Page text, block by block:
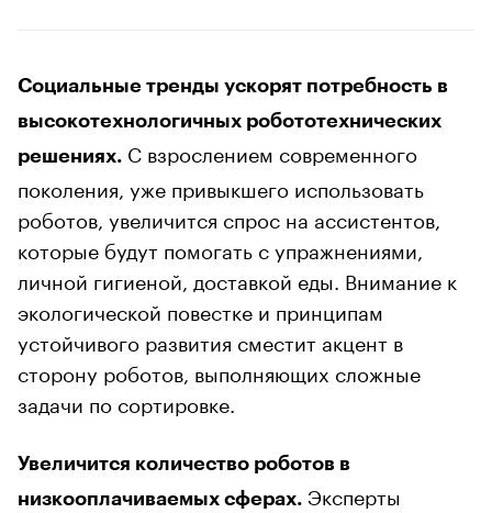
Социальные тренды ускорят потребность в
высокотехнологичных робототехнических
решениях. С взрослением современного
поколения, уже привыкшего использовать
роботов, увеличится спрос на ассистентов,
которые будут помогать с упражнениями,
личной гигиеной, доставкой еды. Внимание к
экологической повестке и принципам
устойчивого развития сместит акцент в
сторону роботов, выполняющих сложные
задачи по сортировке.
Увеличится количество роботов в
низкооплачиваемых сферах. Эксперты